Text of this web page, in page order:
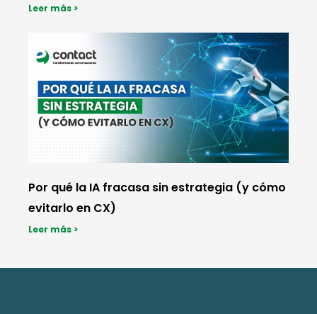
Leer más >
Por qué la IA fracasa sin estrategia (y cómo
evitarlo en CX)
Leer más >